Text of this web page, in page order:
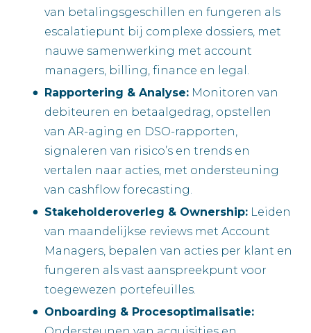
van betalingsgeschillen en fungeren als
escalatiepunt bij complexe dossiers, met
nauwe samenwerking met account
managers, billing, finance en legal.
Rapportering & Analyse: Monitoren van
debiteuren en betaalgedrag, opstellen
van AR-aging en DSO-rapporten,
signaleren van risico’s en trends en
vertalen naar acties, met ondersteuning
van cashflow forecasting.
Stakeholderoverleg & Ownership: Leiden
van maandelijkse reviews met Account
Managers, bepalen van acties per klant en
fungeren als vast aanspreekpunt voor
toegewezen portefeuilles.
Onboarding & Procesoptimalisatie: